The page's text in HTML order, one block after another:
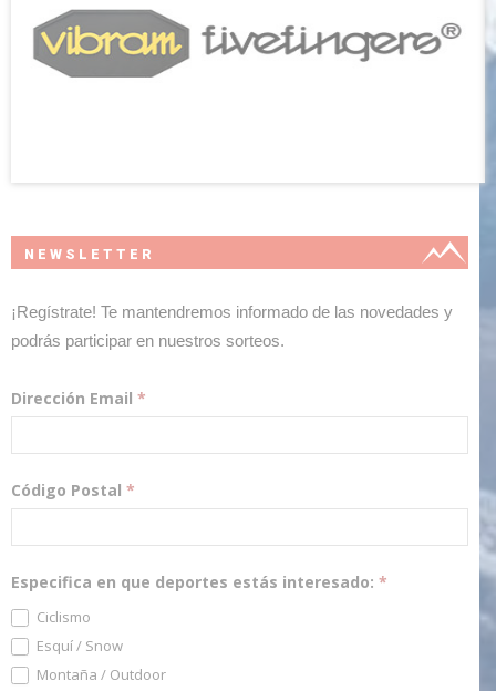
NEWSLETTER
¡Regístrate! Te mantendremos informado de las novedades y
podrás participar en nuestros sorteos.
Dirección Email *
Código Postal *
Especifica en que deportes estás interesado: *
Ciclismo
Esquí / Snow
Montaña / Outdoor